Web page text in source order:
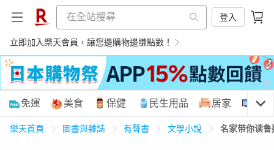
登入
立即加入樂天會員，讓您邊購物邊賺點數！
購物網分類
免運 美食 保健 民生用品 居家 3C
樂天首頁 圖書與雜誌 有聲書 文學小說 名家带你读